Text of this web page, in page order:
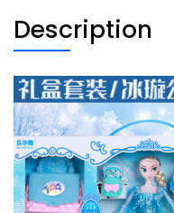
Description